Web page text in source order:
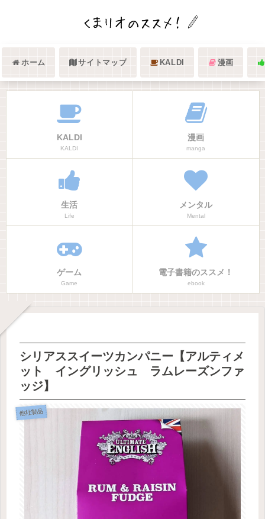
ホーム サイトマップ KALDI 漫画
KALDI
KALDI
漫画
manga
生活
Life
メンタル
Mental
ゲーム
Game
電子書籍のススメ！
ebook
シリアススイーツカンパニー【アルティメ
ット イングリッシュ ラムレーズンファ
ッジ】
他社製品